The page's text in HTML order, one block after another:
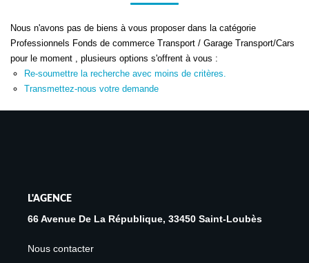
GESTION LOCATIVE
Contact
Honoraires
Avis Clients
Biens Loués
À La Location
Créer une alerte
Nous n'avons pas de biens à vous proposer dans la catégorie
Professionnels Fonds de commerce Transport / Garage Transport/Cars
pour le moment , plusieurs options s'offrent à vous :
Re-soumettre la recherche avec moins de critères.
Transmettez-nous votre demande
L'AGENCE
66 Avenue De La République, 33450 Saint-Loubès
Nous contacter